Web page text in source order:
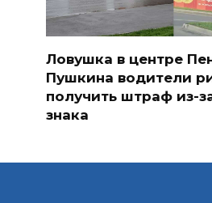
Ловушка в центре
Пушкина водители
получить штраф из-
знака